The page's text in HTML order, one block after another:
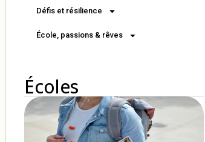
Défis et résilience
École, passions & rêves
Écoles